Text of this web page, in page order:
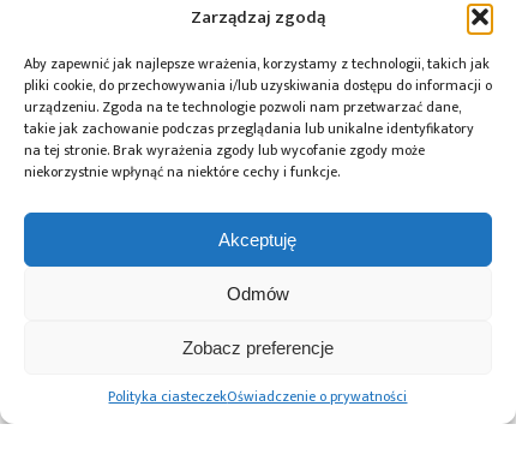
Zarządzaj zgodą
Aby zapewnić jak najlepsze wrażenia, korzystamy z technologii, takich jak
pliki cookie, do przechowywania i/lub uzyskiwania dostępu do informacji o
urządzeniu. Zgoda na te technologie pozwoli nam przetwarzać dane,
takie jak zachowanie podczas przeglądania lub unikalne identyfikatory
na tej stronie. Brak wyrażenia zgody lub wycofanie zgody może
niekorzystnie wpłynąć na niektóre cechy i funkcje.
Akceptuję
Odmów
Zobacz preferencje
Polityka ciasteczekOświadczenie o prywatności
Przeczytaj również:
potrzeby AI i HPC
Würth Elektronik
przetwornice
zastosowań
z perspektywą